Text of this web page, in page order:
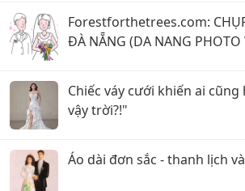
Forestforthetrees.com:
ĐÀ NẴNG (DA NANG PHOTO
Chiếc váy cưới khiến ai
vậy trời?!"
Áo dài đơn sắc - thanh lịch